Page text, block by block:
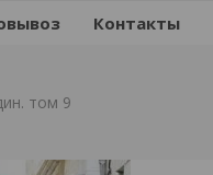
Контакты
том 9